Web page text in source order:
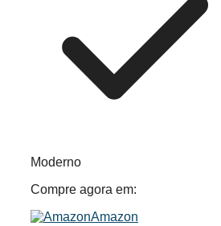
Moderno
Compre agora em:
Amazon